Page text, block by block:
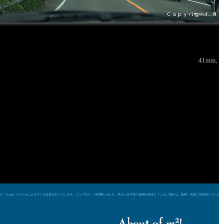
41mm,
、Google シグナルによるデータ収集を行っています。ウェブサイトの利用にあたり、然るべき手段で使用を停止していない場合は、使用、収集に同意頂いてい